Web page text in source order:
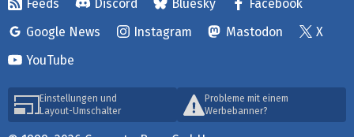
Feeds Discord Bluesky
Facebook
Google News
Instagram Mastodon
X
YouTube
Einstellungen und
Layout-Umschalter
Probleme mit einem
Werbebanner?